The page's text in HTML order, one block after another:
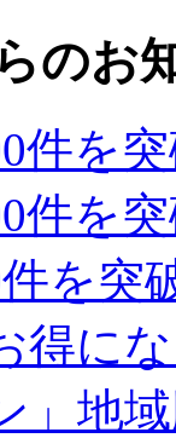
のお
件を
件を
を突
得に
」地